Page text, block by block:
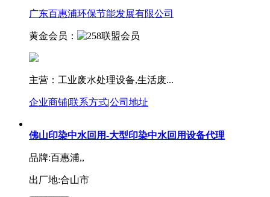
广东百惠浦环保节能发展有限公司
黄金会员：
主营：工业废水处理设备,生活废...
企业商铺|联系方式|公司地址
佛山印染中水回用-大型印染中水回用设备代理
品牌:百惠浦,,
出厂地:合山市